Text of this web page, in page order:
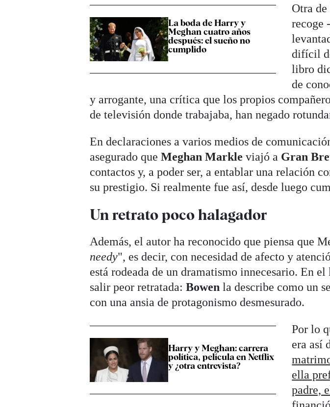
La boda de Harry y
Meghan cuatro años
después: el sueño no
cumplido
Otra
recoge
difícil
libro
de
y arrogante, una crítica que los propios
de televisión donde trabajaba, han negado
En declaraciones a varios medios de
asegurado queMeghan Markleviajó a Gran
contactos y, a poder ser, a entablar una relación
su prestigio. Si realmente fue así, desde luego
Un retrato poco halagador
Además, el autor ha reconocido que piensa que
needy", es decir, con necesidad de afecto y
está rodeada de un dramatismo innecesario. En
salir peor retratada:Bowen la describe como un
con una ansia de protagonismo desmesurado.
Harry y Meghan: carrera
política, película en Netflix
y ¿otra entrevista?
Por lo
era así
ella
padre,